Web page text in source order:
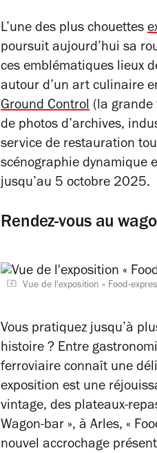
L’une des plus chouettes
poursuit aujourd’hui sa
ces emblématiques lieux
autour d’un art culinaire
Ground Control (la grande
de photos d’archives,
service de restauration
scénographie dynamique
jusqu’au 5 octobre 2025.
Rendez-vous au
Vue de l'exposition « Food-
Vous pratiquez jusqu’à
histoire ? Entre
ferroviaire connaît une
exposition est une
vintage, des plateaux-
Wagon-bar », à Arles, «
nouvel accrochage